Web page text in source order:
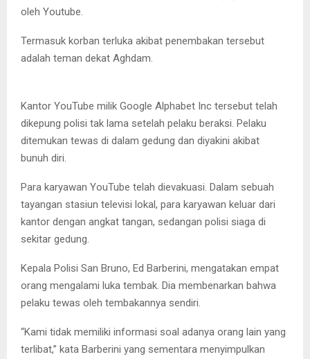
oleh Youtube.
Termasuk korban terluka akibat penembakan tersebut
adalah teman dekat Aghdam.
Kantor YouTube milik Google Alphabet Inc tersebut telah
dikepung polisi tak lama setelah pelaku beraksi. Pelaku
ditemukan tewas di dalam gedung dan diyakini akibat
bunuh diri.
Para karyawan YouTube telah dievakuasi. Dalam sebuah
tayangan stasiun televisi lokal, para karyawan keluar dari
kantor dengan angkat tangan, sedangan polisi siaga di
sekitar gedung.
Kepala Polisi San Bruno, Ed Barberini, mengatakan empat
orang mengalami luka tembak. Dia membenarkan bahwa
pelaku tewas oleh tembakannya sendiri.
“Kami tidak memiliki informasi soal adanya orang lain yang
terlibat,” kata Barberini yang sementara menyimpulkan